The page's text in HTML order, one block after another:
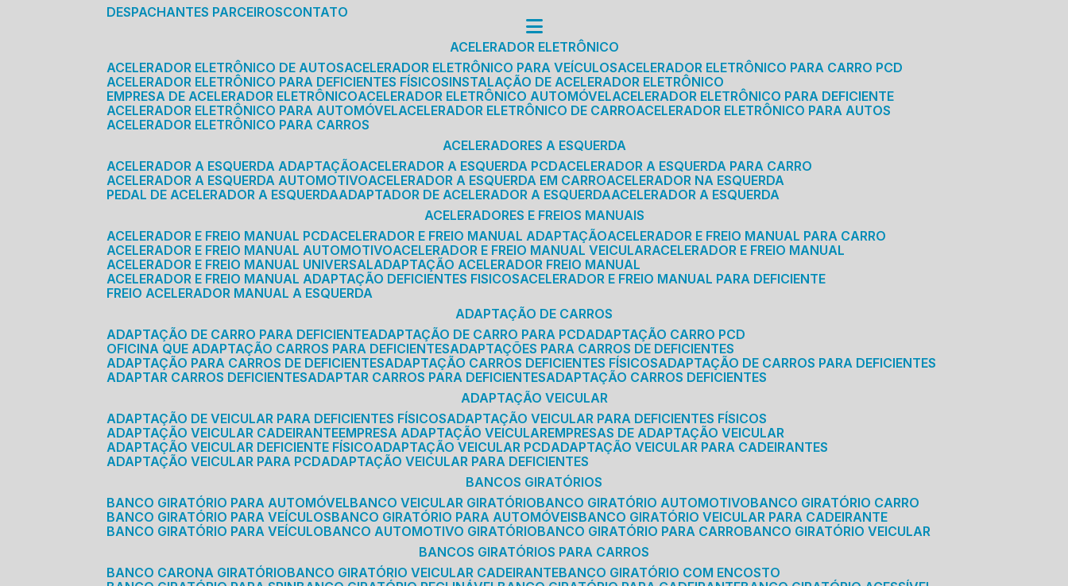
DESPACHANTES PARCEIROS
CONTATO
ACELERADOR ELETRÔNICO
ACELERADOR ELETRÔNICO DE AUTOS ACELERADOR ELETRÔNICO PARA VEÍCULOS ACELERADOR ELETRÔNICO PARA CARRO PCD
ACELERADOR ELETRÔNICO PARA DEFICIENTES FÍSICOS INSTALAÇÃO DE ACELERADOR ELETRÔNICO
EMPRESA DE ACELERADOR ELETRÔNICO ACELERADOR ELETRÔNICO AUTOMÓVEL ACELERADOR ELETRÔNICO PARA DEFICIENTE
ACELERADOR ELETRÔNICO PARA AUTOMÓVEL ACELERADOR ELETRÔNICO DE CARRO ACELERADOR ELETRÔNICO PARA AUTOS
ACELERADOR ELETRÔNICO PARA CARROS
ACELERADORES A ESQUERDA
ACELERADOR A ESQUERDA ADAPTAÇÃO ACELERADOR A ESQUERDA PCD ACELERADOR A ESQUERDA PARA CARRO
ACELERADOR A ESQUERDA AUTOMOTIVO ACELERADOR A ESQUERDA EM CARRO ACELERADOR NA ESQUERDA
PEDAL DE ACELERADOR A ESQUERDA
ADAPTADOR DE ACELERADOR A ESQUERDA ACELERADOR A ESQUERDA
ACELERADORES E FREIOS MANUAIS
ACELERADOR E FREIO MANUAL PCD ACELERADOR E FREIO MANUAL ADAPTAÇÃO ACELERADOR E FREIO MANUAL PARA CARRO
ACELERADOR E FREIO MANUAL AUTOMOTIVO ACELERADOR E FREIO MANUAL VEICULAR ACELERADOR E FREIO MANUAL
ACELERADOR E FREIO MANUAL UNIVERSAL
ADAPTAÇÃO ACELERADOR FREIO MANUAL
ACELERADOR E FREIO MANUAL ADAPTAÇÃO DEFICIENTES FISICOS ACELERADOR E FREIO MANUAL PARA DEFICIENTE
FREIO ACELERADOR MANUAL A ESQUERDA
ADAPTAÇÃO DE CARROS
ADAPTAÇÃO DE CARRO PARA DEFICIENTE
ADAPTAÇÃO DE CARRO PARA PCD
ADAPTAÇÃO CARRO PCD
OFICINA QUE ADAPTAÇÃO CARROS PARA DEFICIENTES
ADAPTAÇÕES PARA CARROS DE DEFICIENTES
ADAPTAÇÃO PARA CARROS DE DEFICIENTES
ADAPTAÇÃO CARROS DEFICIENTES FÍSICOS
ADAPTAÇÃO DE CARROS PARA DEFICIENTES
ADAPTAR CARROS DEFICIENTES
ADAPTAR CARROS PARA DEFICIENTES
ADAPTAÇÃO CARROS DEFICIENTES
ADAPTAÇÃO VEICULAR
ADAPTAÇÃO DE VEICULAR PARA DEFICIENTES FÍSICOS
ADAPTAÇÃO VEICULAR PARA DEFICIENTES FÍSICOS
ADAPTAÇÃO VEICULAR CADEIRANTE EMPRESA ADAPTAÇÃO VEICULAR EMPRESAS DE ADAPTAÇÃO VEICULAR
ADAPTAÇÃO VEICULAR DEFICIENTE FÍSICO
ADAPTAÇÃO VEICULAR PCD
ADAPTAÇÃO VEICULAR PARA CADEIRANTES
ADAPTAÇÃO VEICULAR PARA PCD
ADAPTAÇÃO VEICULAR PARA DEFICIENTES
BANCOS GIRATÓRIOS
BANCO GIRATÓRIO PARA AUTOMÓVEL
BANCO VEICULAR GIRATÓRIO BANCO GIRATÓRIO AUTOMOTIVO
BANCO GIRATÓRIO CARRO
BANCO GIRATÓRIO PARA VEÍCULOS
BANCO GIRATÓRIO PARA AUTOMÓVEIS
BANCO GIRATÓRIO VEICULAR PARA CADEIRANTE
BANCO GIRATÓRIO PARA VEÍCULO
BANCO AUTOMOTIVO GIRATÓRIO BANCO GIRATÓRIO PARA CARRO
BANCO GIRATÓRIO VEICULAR
BANCOS GIRATÓRIOS PARA CARROS
BANCO CARONA GIRATÓRIO
BANCO GIRATÓRIO VEICULAR CADEIRANTE BANCO GIRATÓRIO COM ENCOSTO